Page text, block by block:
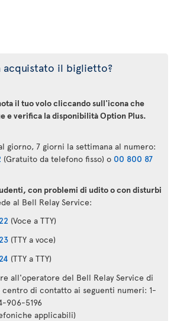
acquistato il biglietto?
il tuo volo cliccando sull'icona che
e verifica la disponibilità Option Plus.
giorno, 7 giorni la settimana al numero:
(Gratuito da telefono fisso) o 00 800 87
con problemi di udito o con disturbi
al Bell Relay Service:
(Voce a TTY)
(TTY a voce)
(TTY a TTY)
all'operatore del Bell Relay Service di
di contatto ai seguenti numeri: 1-
906-5196
applicabili)